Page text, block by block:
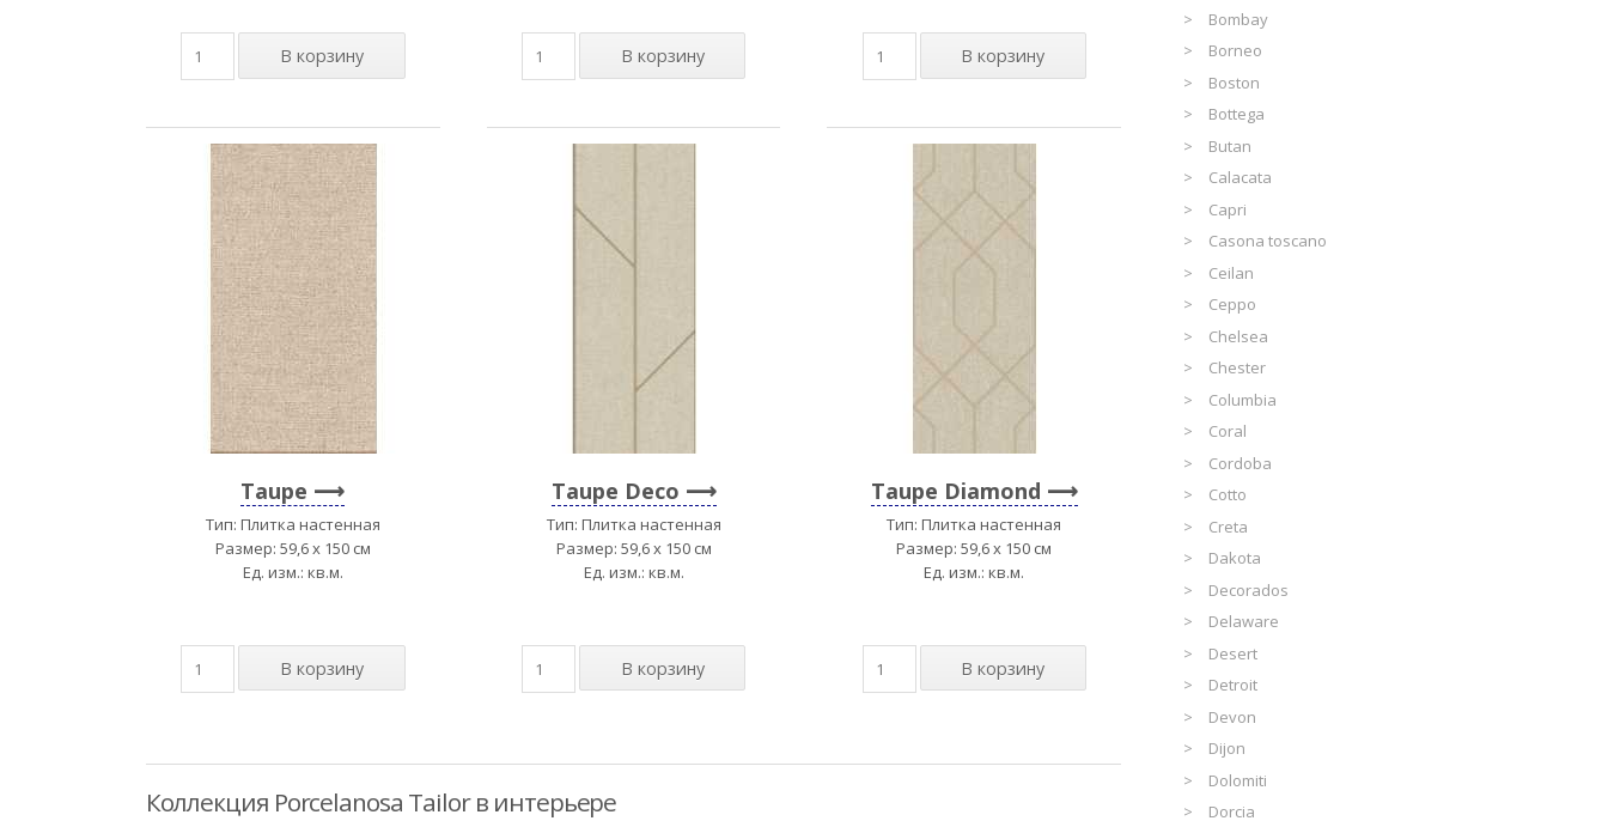
Taupe
Тип: Плитка настенная
Размер: 59,6 x 150 см
Ед. изм.: кв.м.
Taupe Deco
Тип: Плитка настенная
Размер: 59,6 x 150 см
Ед. изм.: кв.м.
Taupe Diamond
Тип: Плитка настенная
Размер: 59,6 x 150 см
Ед. изм.: кв.м.
Коллекция Porcelanosa Tailor в интерьере
Bombay
Borneo
Boston
Bottega
Butan
Calacata
Capri
Casona toscano
Ceilan
Ceppo
Chelsea
Chester
Columbia
Coral
Cordoba
Cotto
Creta
Dakota
Decorados
Delaware
Desert
Detroit
Devon
Dijon
Dolomiti
Dorcia